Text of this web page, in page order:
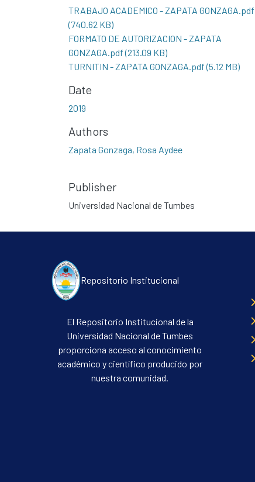
TRABAJO ACADEMICO - ZAPATA GONZAGA.pdf
(740.62 KB)
FORMATO DE AUTORIZACION - ZAPATA
GONZAGA.pdf(213.09 KB)
TURNITIN - ZAPATA GONZAGA.pdf(5.12 MB)
Date
2019
Authors
Zapata Gonzaga, Rosa Aydee
Publisher
Universidad Nacional de Tumbes
Repositorio Institucional
El Repositorio Institucional de la
Universidad Nacional de Tumbes
proporciona acceso al conocimiento
académico y científico producido por
nuestra comunidad.